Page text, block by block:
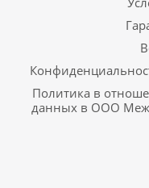
Политика в
данных в ООО